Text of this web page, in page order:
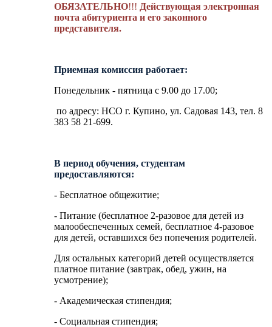
ОБЯЗАТЕЛЬНО!!! Действующая электронная
почта абитуриента и его законного
представителя.
Приемная комиссия работает:
Понедельник - пятница с 9.00 до 17.00;
по адресу: НСО г. Купино, ул. Садовая 143, тел. 8
383 58 21-699.
В период обучения, студентам
предоставляются:
- Бесплатное общежитие;
- Питание (бесплатное 2-разовое для детей из
малообеспеченных семей, бесплатное 4-разовое
для детей, оставшихся без попечения родителей.
Для остальных категорий детей осуществляется
платное питание (завтрак, обед, ужин, на
усмотрение);
- Академическая стипендия;
- Социальная стипендия;